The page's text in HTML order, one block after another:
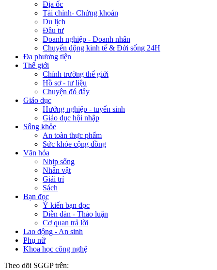
Địa ốc
Tài chính- Chứng khoán
Du lịch
Đầu tư
Doanh nghiệp - Doanh nhân
Chuyển động kinh tế & Đời sống 24H
Đa phương tiện
Thế giới
Chính trường thế giới
Hồ sơ - tư liệu
Chuyện đó đây
Giáo dục
Hướng nghiệp - tuyển sinh
Giáo dục hội nhập
Sống khỏe
An toàn thực phẩm
Sức khỏe cộng đồng
Văn hóa
Nhịp sống
Nhân vật
Giải trí
Sách
Bạn đọc
Ý kiến bạn đọc
Diễn đàn - Thảo luận
Cơ quan trả lời
Lao động - An sinh
Phụ nữ
Khoa học công nghệ
Theo dõi SGGP trên: